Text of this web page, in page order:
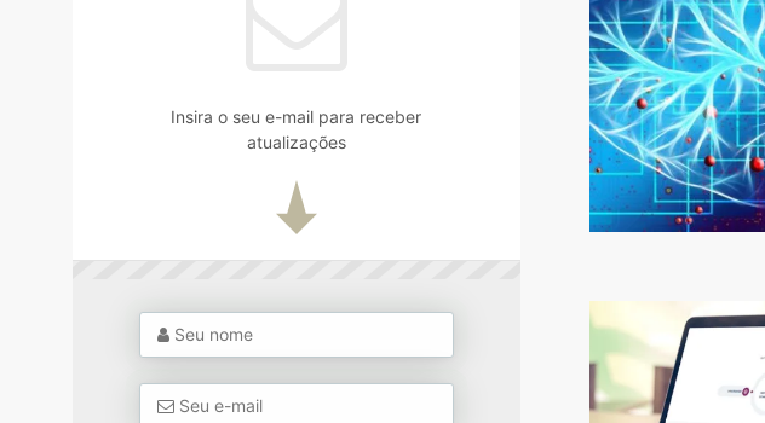
Insira o seu e-mail para receber
atualizações